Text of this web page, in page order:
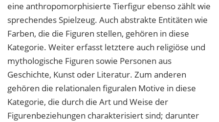
eine anthropomorphisierte Tierfigur ebenso zählt wie
sprechendes Spielzeug. Auch abstrakte Entitäten wie
Farben, die die Figuren stellen, gehören in diese
Kategorie. Weiter erfasst letztere auch religiöse und
mythologische Figuren sowie Personen aus
Geschichte, Kunst oder Literatur. Zum anderen
gehören die relationalen figuralen Motive in diese
Kategorie, die durch die Art und Weise der
Figurenbeziehungen charakterisiert sind; darunter